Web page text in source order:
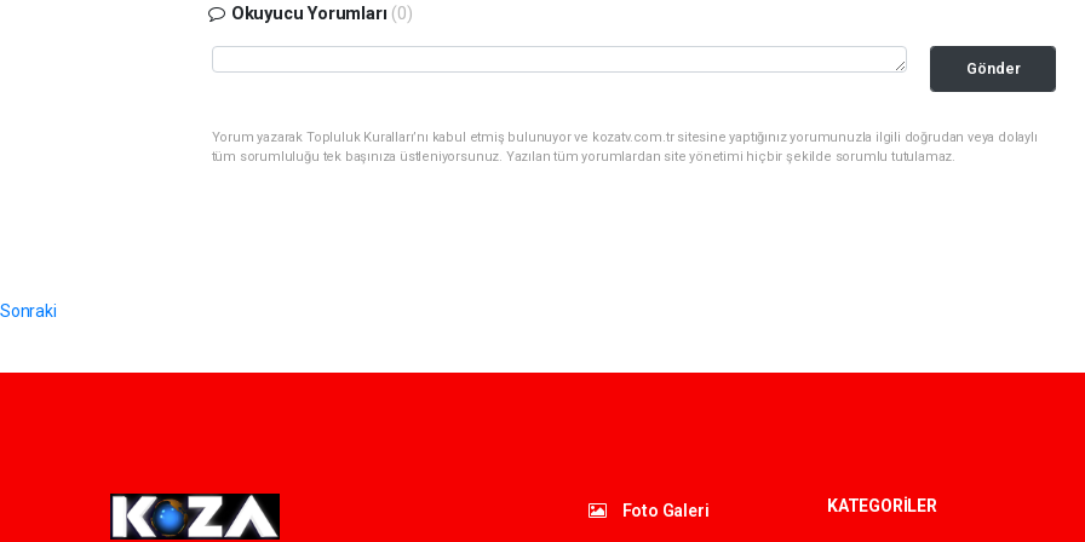
Okuyucu Yorumları (0)
Gönder
Yorum yazarak Topluluk Kuralları’nı kabul etmiş bulunuyor ve kozatv.com.tr sitesine yaptığınız yorumunuzla ilgili doğrudan veya dolaylı
tüm sorumluluğu tek başınıza üstleniyorsunuz. Yazılan tüm yorumlardan site yönetimi hiçbir şekilde sorumlu tutulamaz.
Sonraki
Foto Galeri KATEGORİLER